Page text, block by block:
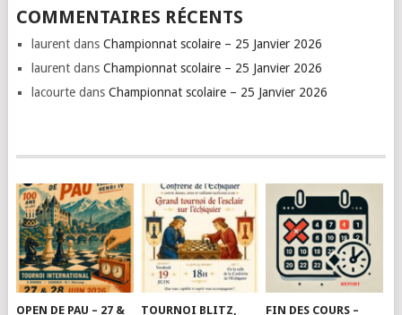
COMMENTAIRES RÉCENTS
laurentdans Championnat scolaire – 25 Janvier 2026
laurentdans Championnat scolaire – 25 Janvier 2026
lacourtedans Championnat scolaire – 25 Janvier 2026
OPEN DE PAU – 27 & TOURNOI BLITZ, FIN DES COURS –